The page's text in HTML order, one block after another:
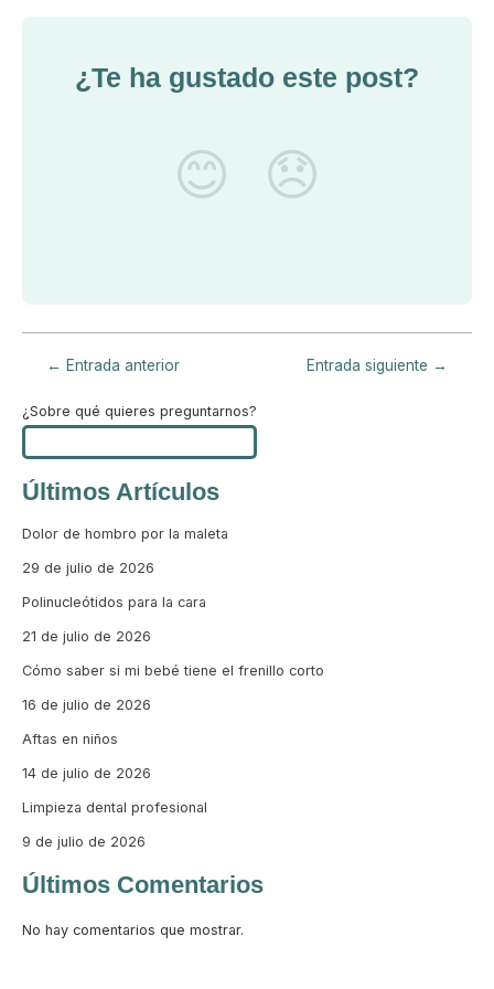
¿Te ha gustado este post?
😊 😞
← Entrada anterior Entrada siguiente →
¿Sobre qué quieres preguntarnos?
Últimos Artículos
Dolor de hombro por la maleta
29 de julio de 2026
Polinucleótidos para la cara
21 de julio de 2026
Cómo saber si mi bebé tiene el frenillo corto
16 de julio de 2026
Aftas en niños
14 de julio de 2026
Limpieza dental profesional
9 de julio de 2026
Últimos Comentarios
No hay comentarios que mostrar.